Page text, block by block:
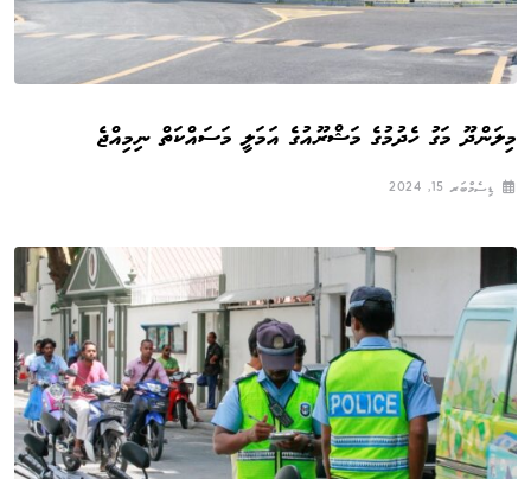
މިލަންދޫ މަގު ހެދުމުގެ މަޝްރޫއުގެ އަމަލީ މަސައްކަތް ނިމިއްޖެ
ޑިސެމްބަރ 15, 2024